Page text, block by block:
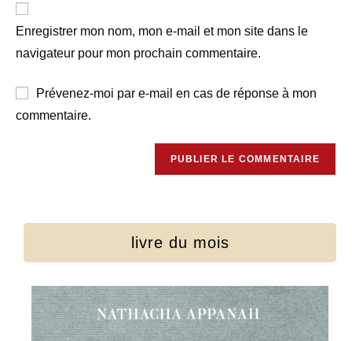
Enregistrer mon nom, mon e-mail et mon site dans le
navigateur pour mon prochain commentaire.
Prévenez-moi par e-mail en cas de réponse à mon
commentaire.
livre du mois